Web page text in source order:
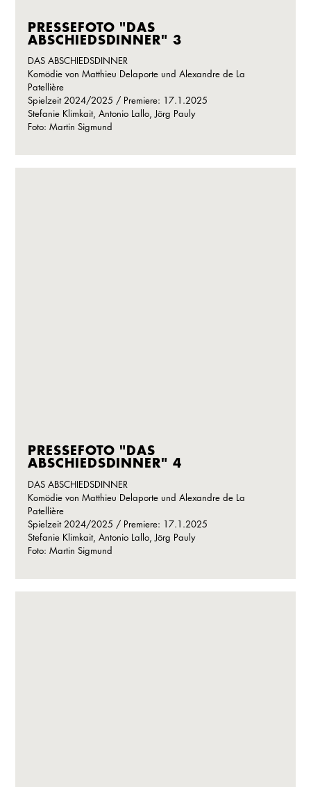
PRESSEFOTO "DAS
ABSCHIEDSDINNER" 3
DAS ABSCHIEDSDINNER
Komödie von Matthieu Delaporte und Alexandre de La
Patellière
Spielzeit 2024/2025 / Premiere: 17.1.2025
Stefanie Klimkait, Antonio Lallo, Jörg Pauly
Foto: Martin Sigmund
PRESSEFOTO "DAS
ABSCHIEDSDINNER" 4
DAS ABSCHIEDSDINNER
Komödie von Matthieu Delaporte und Alexandre de La
Patellière
Spielzeit 2024/2025 / Premiere: 17.1.2025
Stefanie Klimkait, Antonio Lallo, Jörg Pauly
Foto: Martin Sigmund